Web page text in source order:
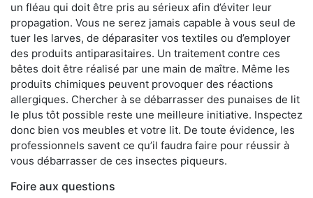
un fléau qui doit être pris au sérieux afin d’éviter leur
propagation. Vous ne serez jamais capable à vous seul de
tuer les larves, de déparasiter vos textiles ou d’employer
des produits antiparasitaires. Un traitement contre ces
bêtes doit être réalisé par une main de maître. Même les
produits chimiques peuvent provoquer des réactions
allergiques. Chercher à se débarrasser des punaises de lit
le plus tôt possible reste une meilleure initiative. Inspectez
donc bien vos meubles et votre lit. De toute évidence, les
professionnels savent ce qu’il faudra faire pour réussir à
vous débarrasser de ces insectes piqueurs.
Foire aux questions